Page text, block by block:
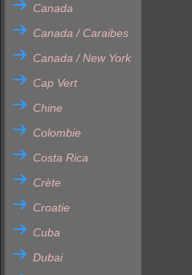
Canada
Canada / Caraibes
Canada / New York
Cap Vert
Chine
Colombie
Costa Rica
Crète
Croatie
Cuba
Dubai